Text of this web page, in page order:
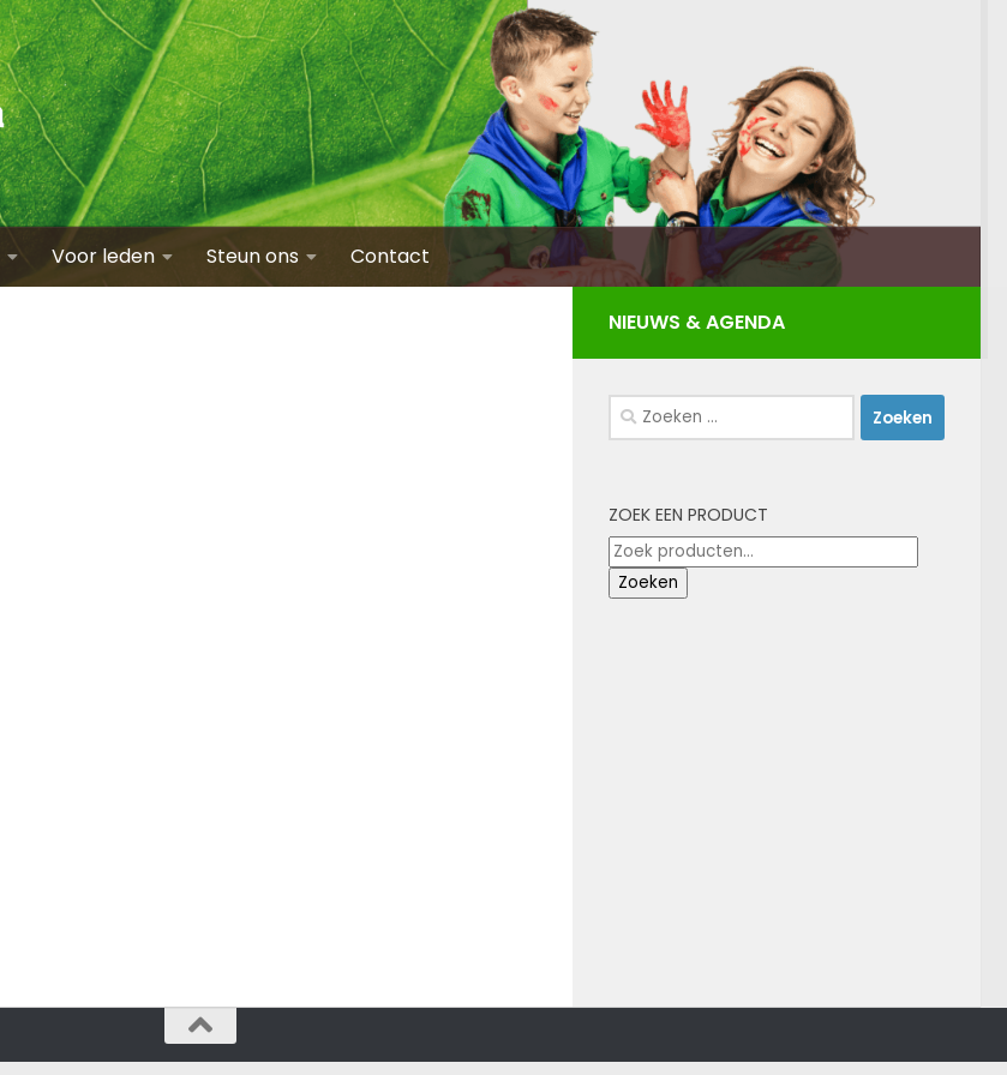
Voor leden Steun ons Contact
Zoeken
naar:
ZOEK EEN PRODUCT
Zoeken
naar:
Zoeken